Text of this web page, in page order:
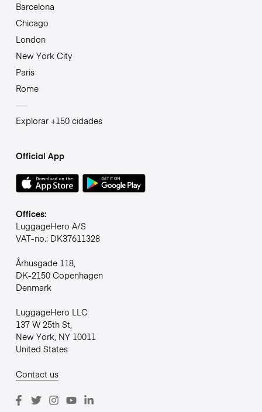
Barcelona
Chicago
London
New York City
Paris
Rome
Explorar +150 cidades
Official App
Offices:
LuggageHero A/S
VAT-no.: DK37611328
Århusgade 118,
DK-2150 Copenhagen
Denmark
LuggageHero LLC
137 W 25th St,
New York, NY 10011
United States
Contact us